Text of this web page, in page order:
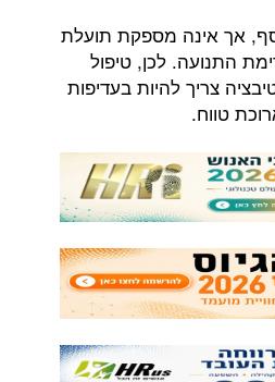
אך אינה מספקת תועלת
התנועה. לכן, טיפול
צריך להיות בעדיפות
טווח.